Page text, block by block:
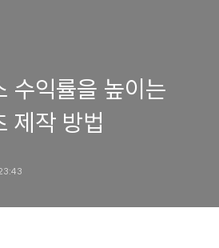
수익률을 높이는
제작 방법